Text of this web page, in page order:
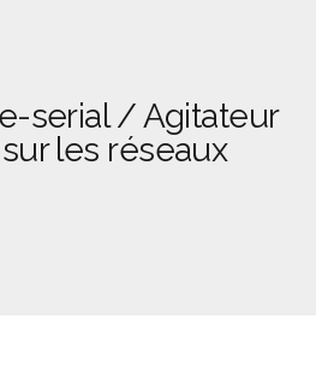
serial / Agitateur
les réseaux